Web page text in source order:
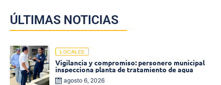
ÚLTIMAS NOTICIAS
LOCALES
Vigilancia y compromiso: personero municipal
inspecciona planta de tratamiento de agua
agosto 6, 2026